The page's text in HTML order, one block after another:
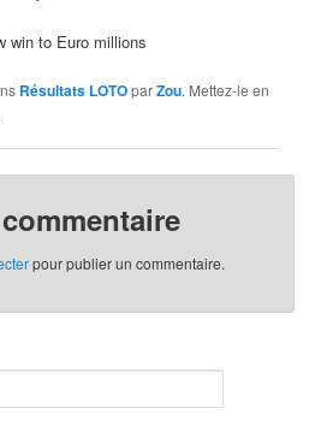
win to Euro millions
Résultats LOTOparZou. Mettez-le en
pour publier un commentaire.